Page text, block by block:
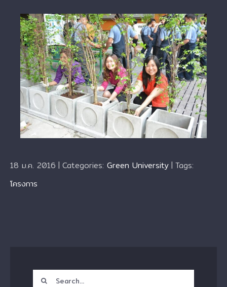
18 ม.ค. 2016 | Categories: Green University | Tags:
โครงการ
Search